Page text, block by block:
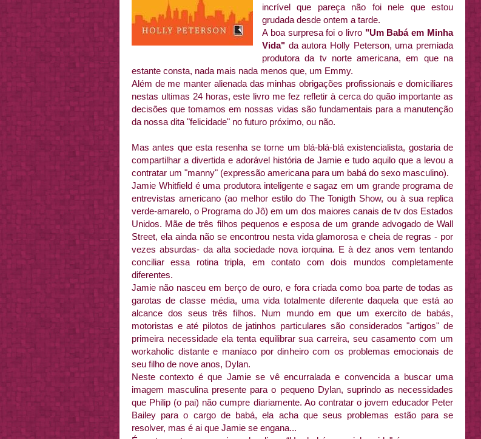
incrível que pareça não foi nele que estou
grudada desde ontem a tarde.
A boa surpresa foi o livro "Um Babá em Minha
Vida" da autora Holly Peterson, uma premiada
produtora da tv norte americana, em que na
estante consta, nada mais nada menos que, um Emmy.
Além de me manter alienada das minhas obrigações profissionais e domiciliares
nestas ultimas 24 horas, este livro me fez refletir à cerca do quão importante as
decisões que tomamos em nossas vidas são fundamentais para a manutenção
da nossa dita "felicidade" no futuro próximo, ou não.
Mas antes que esta resenha se torne um blá-blá-blá existencialista, gostaria de
compartilhar a divertida e adorável história de Jamie e tudo aquilo que a levou a
contratar um "manny" (expressão americana para um babá do sexo masculino).
Jamie Whitfield é uma produtora inteligente e sagaz em um grande programa de
entrevistas americano (ao melhor estilo do The Tonigth Show, ou à sua replica
verde-amarelo, o Programa do Jô) em um dos maiores canais de tv dos Estados
Unidos. Mãe de três filhos pequenos e esposa de um grande advogado de Wall
Street, ela ainda não se encontrou nesta vida glamorosa e cheia de regras - por
vezes absurdas- da alta sociedade nova iorquina. E à dez anos vem tentando
conciliar essa rotina tripla, em contato com dois mundos completamente
diferentes.
Jamie não nasceu em berço de ouro, e fora criada como boa parte de todas as
garotas de classe média, uma vida totalmente diferente daquela que está ao
alcance dos seus três filhos. Num mundo em que um exercito de babás,
motoristas e até pilotos de jatinhos particulares são considerados "artigos" de
primeira necessidade ela tenta equilibrar sua carreira, seu casamento com um
workaholic distante e maníaco por dinheiro com os problemas emocionais de
seu filho de nove anos, Dylan.
Neste contexto é que Jamie se vê encurralada e convencida a buscar uma
imagem masculina presente para o pequeno Dylan, suprindo as necessidades
que Philip (o pai) não cumpre diariamente. Ao contratar o jovem educador Peter
Bailey para o cargo de babá, ela acha que seus problemas estão para se
resolver, mas é ai que Jamie se engana...